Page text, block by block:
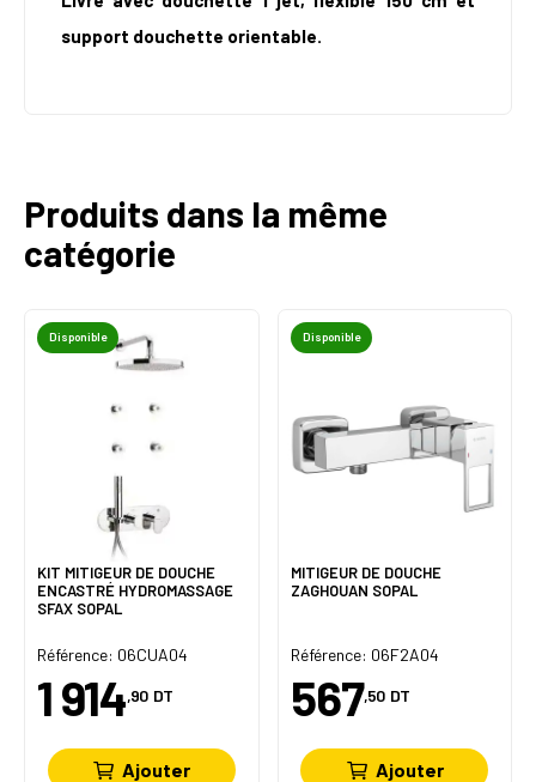
support douchette orientable.
Produits dans la même
catégorie
Disponible
KIT MITIGEUR DE DOUCHE
ENCASTRÉ HYDROMASSAGE
SFAX SOPAL
Référence: 06CUA04
1 914,90 DT
Ajouter
Disponible
MITIGEUR DE DOUCHE
ZAGHOUAN SOPAL
Référence: 06F2A04
567,50 DT
Ajouter